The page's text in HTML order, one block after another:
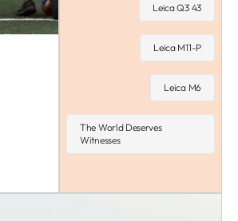
Leica Q3 43
Leica M11-P
Leica M6
The World Deserves
Witnesses